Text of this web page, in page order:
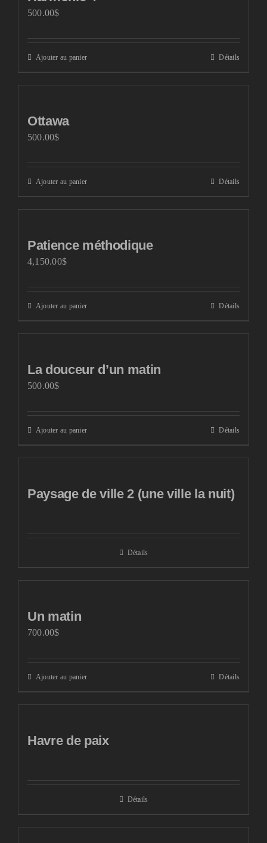
500.00$
Ajouter au panier Détails
Ottawa
500.00$
Ajouter au panier Détails
Patience méthodique
4,150.00$
Ajouter au panier Détails
La douceur d’un matin
500.00$
Ajouter au panier Détails
Paysage de ville 2 (une ville la nuit)
Détails
Un matin
700.00$
Ajouter au panier Détails
Havre de paix
Détails